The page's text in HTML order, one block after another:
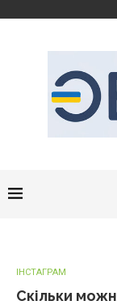
ІНСТАГРАМ
Скільки